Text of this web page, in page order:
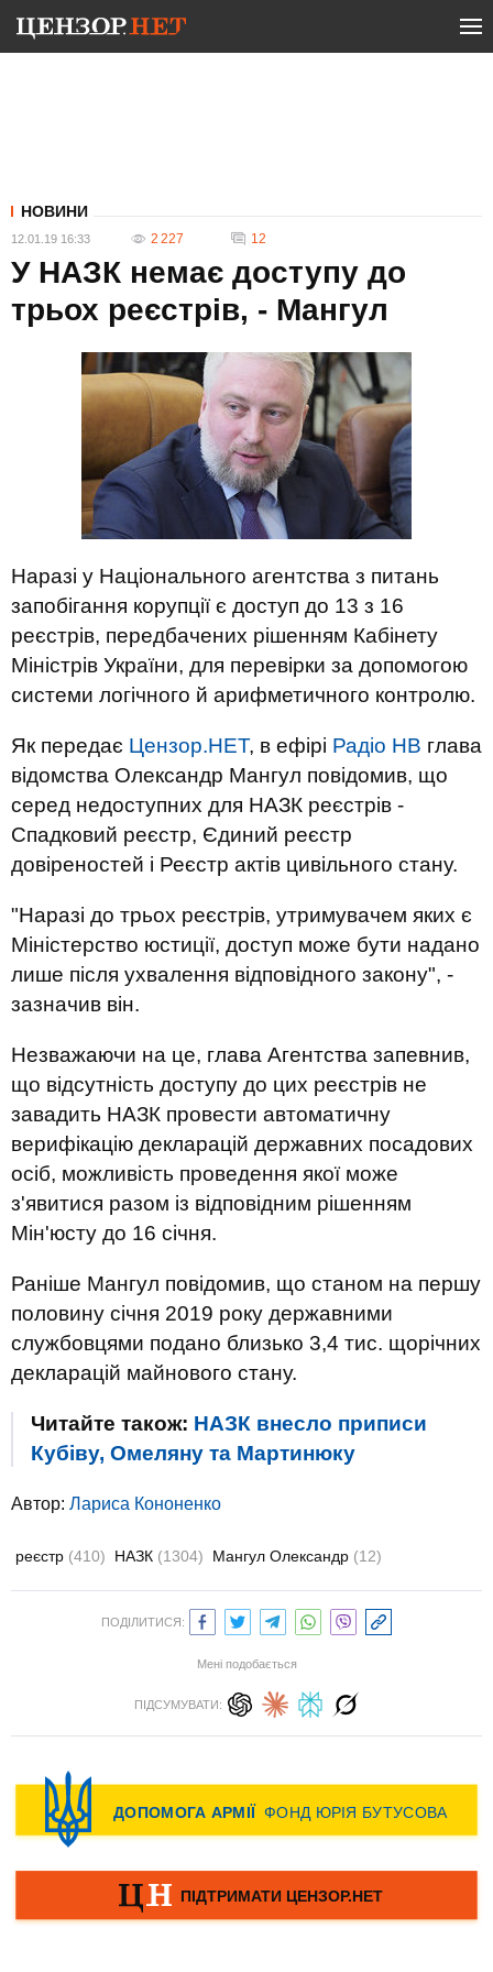
НОВИНИ
12.01.19 16:33 2 227 12
У НАЗК немає доступу до
трьох реєстрів, - Мангул
Наразі у Національного агентства з питань
запобігання корупції є доступ до 13 з 16
реєстрів, передбачених рішенням Кабінету
Міністрів України, для перевірки за допомогою
системи логічного й арифметичного контролю.
Як передає Цензор.НЕТ, в ефірі Радіо НВ глава
відомства Олександр Мангул повідомив, що
серед недоступних для НАЗК реєстрів -
Спадковий реєстр, Єдиний реєстр
довіреностей і Реєстр актів цивільного стану.
"Наразі до трьох реєстрів, утримувачем яких є
Міністерство юстиції, доступ може бути надано
лише після ухвалення відповідного закону", -
зазначив він.
Незважаючи на це, глава Агентства запевнив,
що відсутність доступу до цих реєстрів не
завадить НАЗК провести автоматичну
верифікацію декларацій державних посадових
осіб, можливість проведення якої може
з'явитися разом із відповідним рішенням
Мін'юсту до 16 січня.
Раніше Мангул повідомив, що станом на першу
половину січня 2019 року державними
службовцями подано близько 3,4 тис. щорічних
декларацій майнового стану.
Читайте також: НАЗК внесло приписи
Кубіву, Омеляну та Мартинюку
Автор: Лариса Кононенко
реєстр (410) НАЗК (1304) Мангул Олександр (12)
ПОДІЛИТИСЯ:
Мені подобається
ПІДСУМУВАТИ: